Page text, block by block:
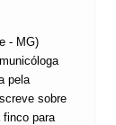
- MG)
pela
sobre
finco para